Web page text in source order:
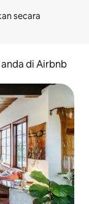
secara
di Airbnb